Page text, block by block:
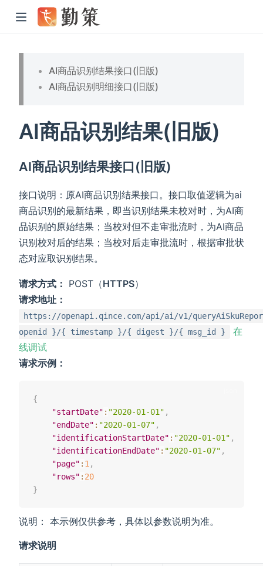
AI商品识别结果接口(旧版)
AI商品识别明细接口(旧版)
AI商品识别结果(旧版)
AI商品识别结果接口(旧版)
接口说明：原AI商品识别结果接口。接口取值逻辑为ai
商品识别的最新结果，即当识别结果未校对时，为AI商
品识别的原始结果；当校对但不走审批流时，为AI商品
识别校对后的结果；当校对后走审批流时，根据审批状
态对应取识别结果。
请求方式： POST（HTTPS）
请求地址：
https://openapi.qince.com/api/ai/v1/
openid }/{ timestamp }/{ digest }/{ msg_id }
在
线调试
请求示例：
{
"startDate" : "2020-01-01" ,
"endDate" : "2020-01-07" ,
"identificationStartDate" : "2020-01-01" ,
"identificationEndDate" : "2020-01-07" ,
"page" : 1 ,
"rows" : 20
}
说明： 本示例仅供参考，具体以参数说明为准。
请求说明